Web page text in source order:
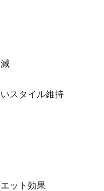
スタイル維持
ット効果